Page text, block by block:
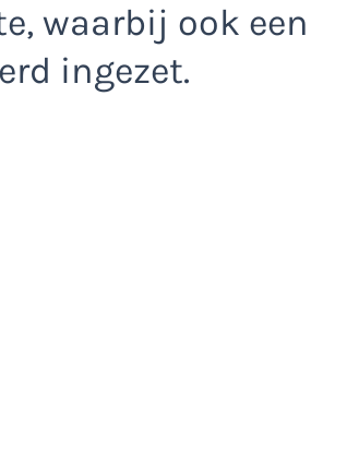
waarbij ook een
ingezet.